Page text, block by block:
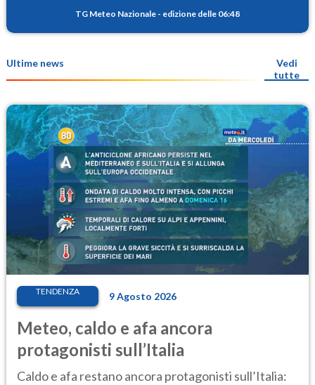
TG Meteo Nazionale - edizione delle 06:48
Ultime news
Vedi
tutte
TENDENZA 9 Agosto 2026
Meteo, caldo e afa ancora
protagonisti sull’Italia
Caldo e afa restano ancora protagonisti sull’Italia: